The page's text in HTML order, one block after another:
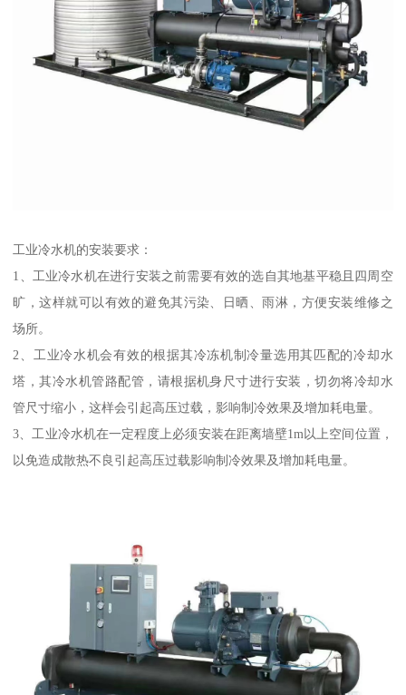
工业冷水机的安装要求：
1、工业冷水机在进行安装之前需要有效的选自其地基平稳且四周空
旷，这样就可以有效的避免其污染、日晒、雨淋，方便安装维修之
场所。
2、工业冷水机会有效的根据其冷冻机制冷量选用其匹配的冷却水
塔，其冷水机管路配管，请根据机身尺寸进行安装，切勿将冷却水
管尺寸缩小，这样会引起高压过载，影响制冷效果及增加耗电量。
3、工业冷水机在一定程度上必须安装在距离墙壁1m以上空间位置，
以免造成散热不良引起高压过载影响制冷效果及增加耗电量。